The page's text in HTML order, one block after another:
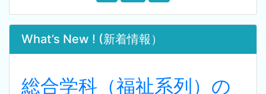
What’s New ! (新着情報）
総合学科（福祉系列）の